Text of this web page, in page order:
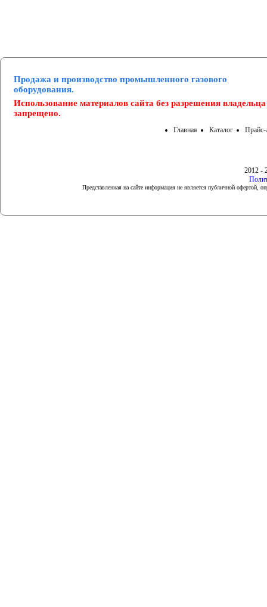
Продажа и производство промышленного газового
оборудования.
Использование материалов сайта без разрешения владельца
запрещено.
Главная Каталог Прайс-
2012 -
Представленная на сайте информация не является публичной